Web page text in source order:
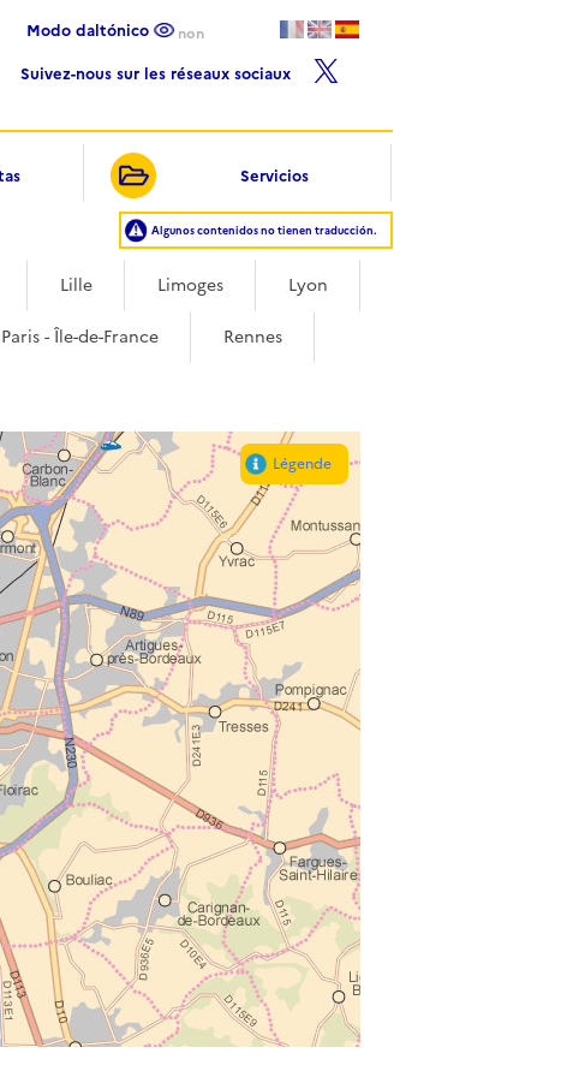
Modo daltónico non
Suivez-nous sur les réseaux sociaux
Servicios
Algunos contenidos no tienen traducción.
Lille Limoges Lyon
Paris - Île-de-France Rennes
Légende